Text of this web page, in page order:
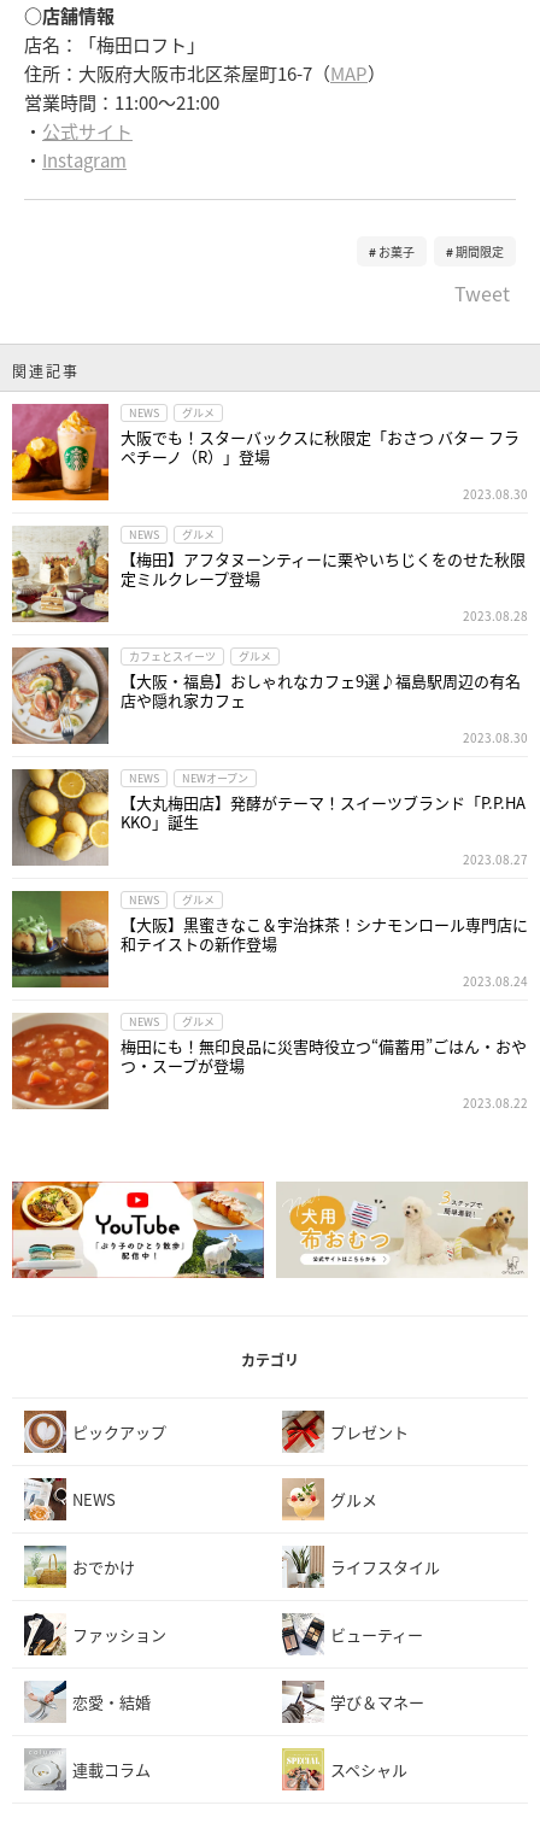
○店舗情報
店名：「梅田ロフト」
住所：大阪府大阪市北区茶屋町16-7（MAP）
営業時間：11:00～21:00
・ 公式サイト
・ Instagram
お菓子 期間限定
Tweet
関連記事
NEWS グルメ
大阪でも！スターバックスに秋限定「おさつ バター フラ
ペチーノ（R）」登場
2023.08.30
NEWS グルメ
【梅田】アフタヌーンティーに栗やいちじくをのせた秋限
定ミルクレープ登場
2023.08.28
カフェとスイーツ グルメ
【大阪・福島】おしゃれなカフェ9選♪福島駅周辺の有名
店や隠れ家カフェ
2023.08.30
NEWS NEWオープン
【大丸梅田店】発酵がテーマ！スイーツブランド「P.P.HA
KKO」誕生
2023.08.27
NEWS グルメ
【大阪】黒蜜きなこ＆宇治抹茶！シナモンロール専門店に
和テイストの新作登場
2023.08.24
NEWS グルメ
梅田にも！無印良品に災害時役立つ“備蓄用”ごはん・おや
つ・スープが登場
2023.08.22
カテゴリ
ピックアップ プレゼント
NEWS グルメ
おでかけ ライフスタイル
ファッション ビューティー
恋愛・結婚 学び＆マネー
連載コラム スペシャル